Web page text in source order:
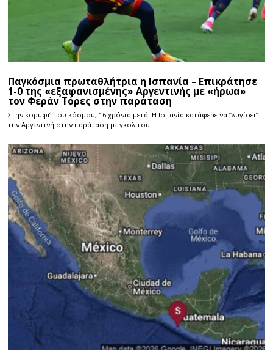
Παγκόσμια πρωταθλήτρια η Ισπανία – Επικράτησε
1-0 της «εξαφανισμένης» Αργεντινής με «ήρωα»
τον Φεράν Τόρες στην παράταση
Στην κορυφή του κόσμου, 16 χρόνια μετά. Η Ισπανία κατάφερε να “λυγίσει”
την Αργεντινή στην παράταση με γκολ του